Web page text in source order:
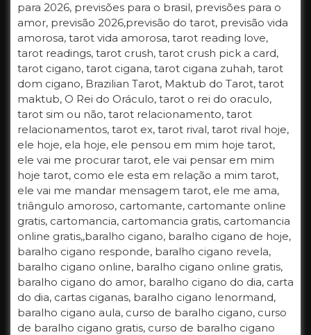
para 2026, previsões para o brasil, previsões para o
amor, previsão 2026,previsão do tarot, previsão vida
amorosa, tarot vida amorosa, tarot reading love,
tarot readings, tarot crush, tarot crush pick a card,
tarot cigano, tarot cigana, tarot cigana zuhah, tarot
dom cigano, Brazilian Tarot, Maktub do Tarot, tarot
maktub, O Rei do Oráculo, tarot o rei do oraculo,
tarot sim ou não, tarot relacionamento, tarot
relacionamentos, tarot ex, tarot rival, tarot rival hoje,
ele hoje, ela hoje, ele pensou em mim hoje tarot,
ele vai me procurar tarot, ele vai pensar em mim
hoje tarot, como ele esta em relação a mim tarot,
ele vai me mandar mensagem tarot, ele me ama,
triângulo amoroso, cartomante, cartomante online
gratis, cartomancia, cartomancia gratis, cartomancia
online gratis,,baralho cigano, baralho cigano de hoje,
baralho cigano responde, baralho cigano revela,
baralho cigano online, baralho cigano online gratis,
baralho cigano do amor, baralho cigano do dia, carta
do dia, cartas ciganas, baralho cigano lenormand,
baralho cigano aula, curso de baralho cigano, curso
de baralho cigano gratis, curso de baralho cigano